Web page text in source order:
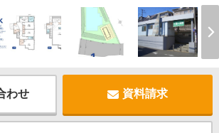
わせ 資料請求